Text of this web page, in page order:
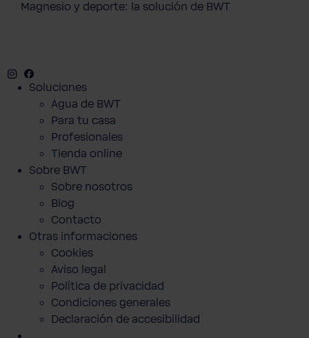
Magnesio y deporte: la solución de BWT
Instagram
Soluciones
Agua de BWT
Para tu casa
Profesionales
Tienda online
Sobre BWT
Sobre nosotros
Blog
Contacto
Otras informaciones
Cookies
Aviso legal
Política de privacidad
Condiciones generales
Declaración de accesibilidad